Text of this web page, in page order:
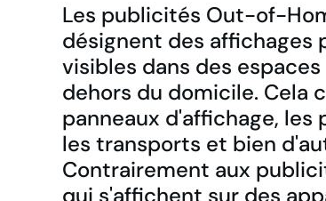
Les publicités Out-of-
désignent des affichages
visibles dans des
dehors du domicile. Cela
panneaux d'affichage, les
les transports et bien
Contrairement aux